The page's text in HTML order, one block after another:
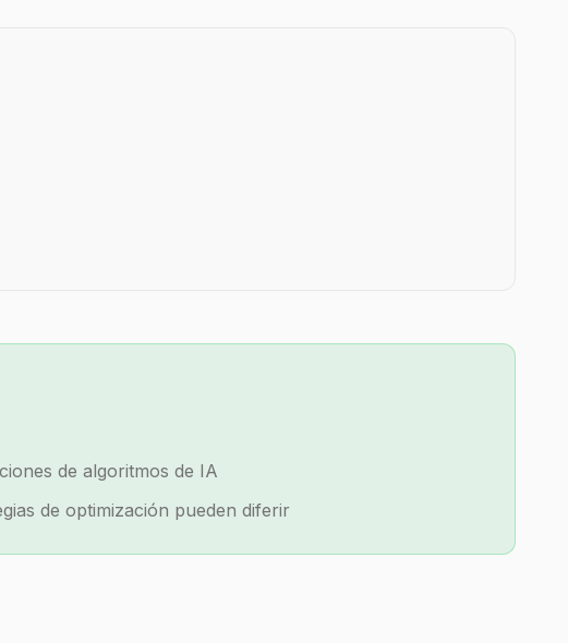
de algoritmos de IA
de optimización pueden diferir